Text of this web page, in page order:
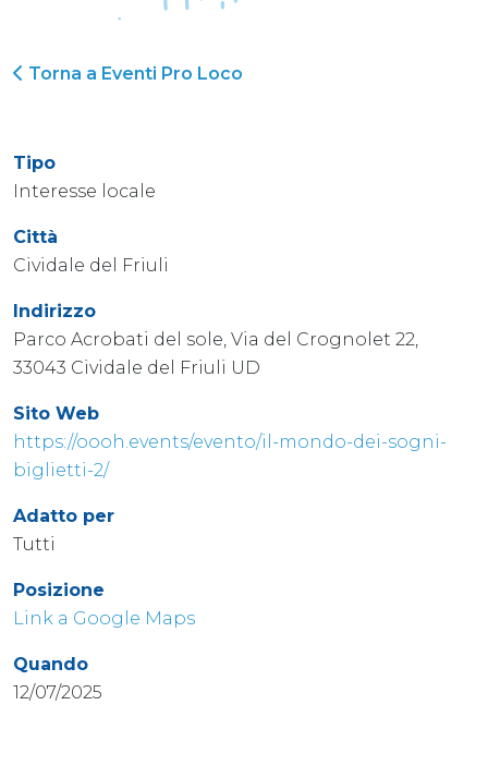
Torna a Eventi Pro Loco
Tipo
Interesse locale
Città
Cividale del Friuli
Indirizzo
Parco Acrobati del sole, Via del Crognolet 22,
33043 Cividale del Friuli UD
Sito Web
https://oooh.events/evento/il-mondo-dei-sogni-
biglietti-2/
Adatto per
Tutti
Posizione
Link a Google Maps
Quando
12/07/2025